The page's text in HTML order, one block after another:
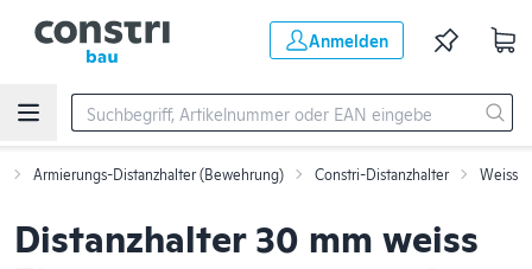
Anmelden
Armierungs-Distanzhalter (Bewehrung) Constri-Distanzhalter Weiss
Distanzhalter 30 mm weiss